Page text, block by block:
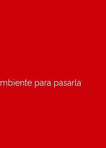
para pasarla